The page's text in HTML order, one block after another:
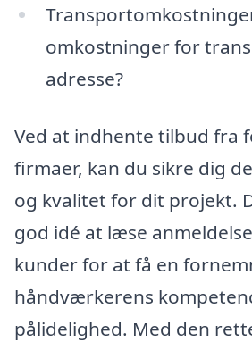
omkostninger for
adresse?
Ved at indhente tilbud fra
firmaer, kan du sikre dig
og kvalitet for dit projekt.
god idé at læse
kunder for at få en
håndværkerens
pålidelighed. Med den